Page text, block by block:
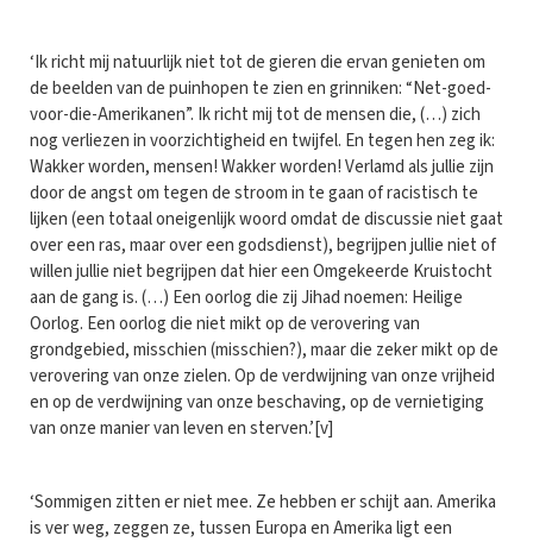
‘Ik richt mij natuurlijk niet tot de gieren die ervan genieten om
de beelden van de puinhopen te zien en grinniken: “Net-goed-
voor-die-Amerikanen”. Ik richt mij tot de mensen die, (…) zich
nog verliezen in voorzichtigheid en twijfel. En tegen hen zeg ik:
Wakker worden, mensen! Wakker worden! Verlamd als jullie zijn
door de angst om tegen de stroom in te gaan of racistisch te
lijken (een totaal oneigenlijk woord omdat de discussie niet gaat
over een ras, maar over een godsdienst), begrijpen jullie niet of
willen jullie niet begrijpen dat hier een Omgekeerde Kruistocht
aan de gang is. (…) Een oorlog die zij Jihad noemen: Heilige
Oorlog. Een oorlog die niet mikt op de verovering van
grondgebied, misschien (misschien?), maar die zeker mikt op de
verovering van onze zielen. Op de verdwijning van onze vrijheid
en op de verdwijning van onze beschaving, op de vernietiging
van onze manier van leven en sterven.’[v]
‘Sommigen zitten er niet mee. Ze hebben er schijt aan. Amerika
is ver weg, zeggen ze, tussen Europa en Amerika ligt een